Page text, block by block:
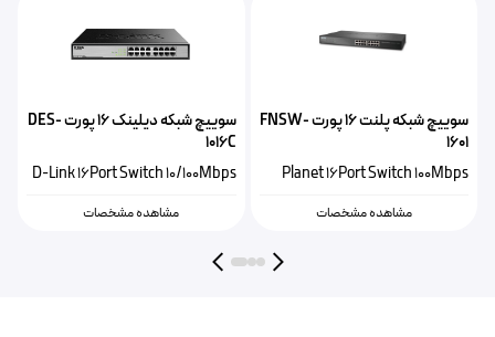
سوییچ شبکه پلنت ۱۶ پورت FNSW-
1601
Planet 16Port Switch 100Mbps
مشاهده مشخصات
سوییچ شبکه دیلینک ۱۶ پورت DES-
1016C
D-Link 16Port Switch 10/100Mbps
مشاهده مشخصات